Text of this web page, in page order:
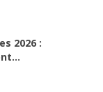
2026 :